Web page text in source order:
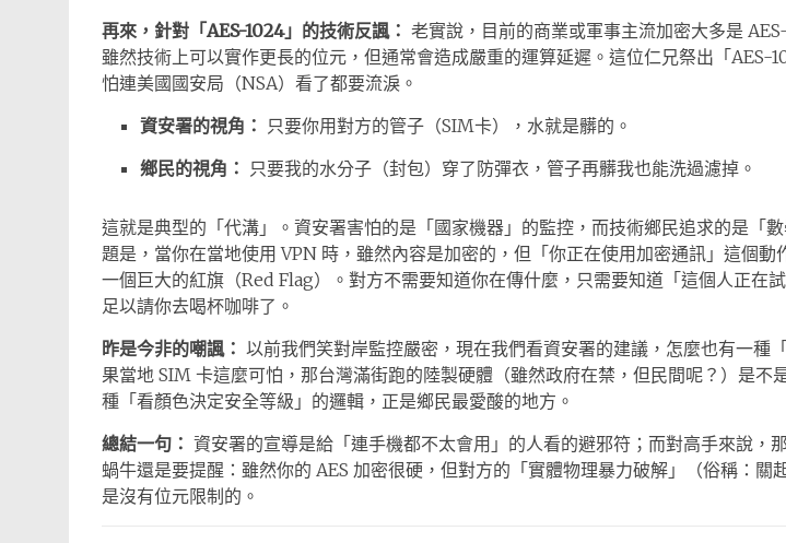
再來，針對「AES-1024」的技術反諷： 老實說，目前的商業或軍事主流加密大多是
雖然技術上可以實作更長的位元，但通常會造成嚴重的運算延遲。這位仁兄祭出「AES-
怕連美國國安局（NSA）看了都要流淚。
資安署的視角： 只要你用對方的管子（SIM卡），水就是髒的。
鄉民的視角： 只要我的水分子（封包）穿了防彈衣，管子再髒我也能洗過濾掉。
這就是典型的「代溝」。資安署害怕的是「國家機器」的監控，而技術鄉民追求的是「
題是，當你在當地使用 VPN 時，雖然內容是加密的，但「你正在使用加密通訊」這個動
一個巨大的紅旗（Red Flag）。對方不需要知道你在傳什麼，只需要知道「這個人正在
足以請你去喝杯咖啡了。
昨是今非的嘲諷： 以前我們笑對岸監控嚴密，現在我們看資安署的建議，怎麼也有一種
果當地 SIM 卡這麼可怕，那台灣滿街跑的陸製硬體（雖然政府在禁，但民間呢？）是不
種「看顏色決定安全等級」的邏輯，正是鄉民最愛酸的地方。
總結一句： 資安署的宣導是給「連手機都不太會用」的人看的避邪符；而對高手來說，
蝸牛還是要提醒：雖然你的 AES 加密很硬，但對方的「實體物理暴力破解」（俗稱：關
是沒有位元限制的。